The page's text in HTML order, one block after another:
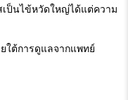
ป็นไข้หวัดใหญ่ได้แต่ความ
ใต้การดูแลจากแพทย์